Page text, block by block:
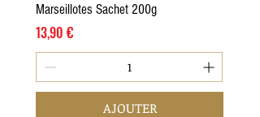
Marseillotes Sachet 200g
Prix
13,90 €
AJOUTER